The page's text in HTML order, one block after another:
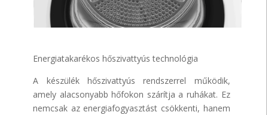
Energiatakarékos hőszivattyús technológia
A készülék hőszivattyús rendszerrel működik,
amely alacsonyabb hőfokon szárítja a ruhákat. Ez
nemcsak az energiafogyasztást csökkenti, hanem